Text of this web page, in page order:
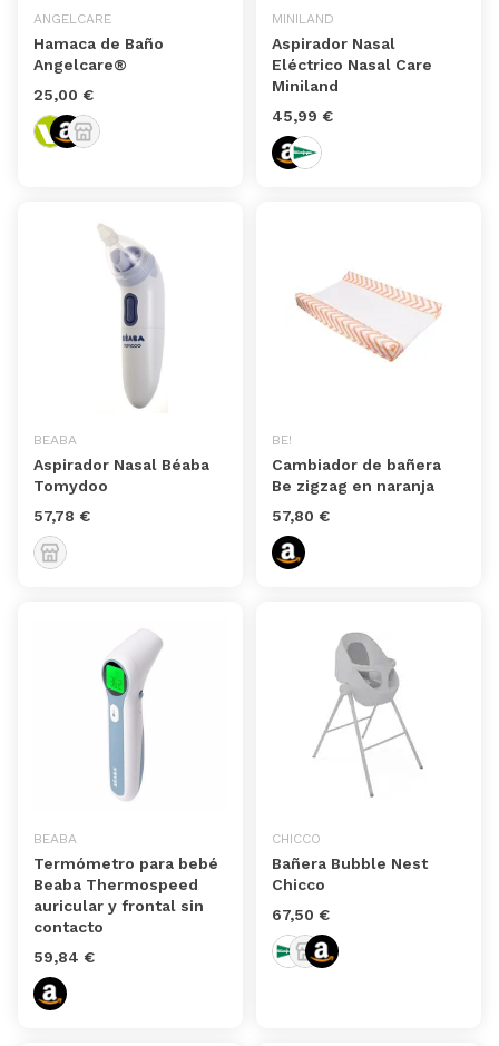
ANGELCARE
Hamaca de Baño
Angelcare®
25,00 €
MINILAND
Aspirador Nasal
Eléctrico Nasal Care
Miniland
45,99 €
BEABA
Aspirador Nasal Béaba
Tomydoo
57,78 €
BE!
Cambiador de bañera
Be zigzag en naranja
57,80 €
BEABA
Termómetro para bebé
Beaba Thermospeed
auricular y frontal sin
contacto
59,84 €
CHICCO
Bañera Bubble Nest
Chicco
67,50 €